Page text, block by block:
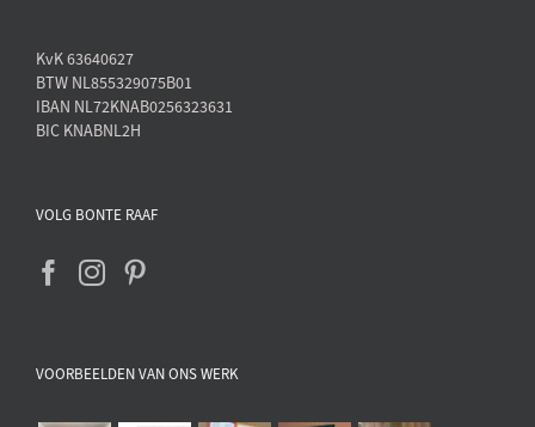
KvK 63640627
BTW NL855329075B01
IBAN NL72KNAB0256323631
BIC KNABNL2H
VOLG BONTE RAAF
VOORBEELDEN VAN ONS WERK